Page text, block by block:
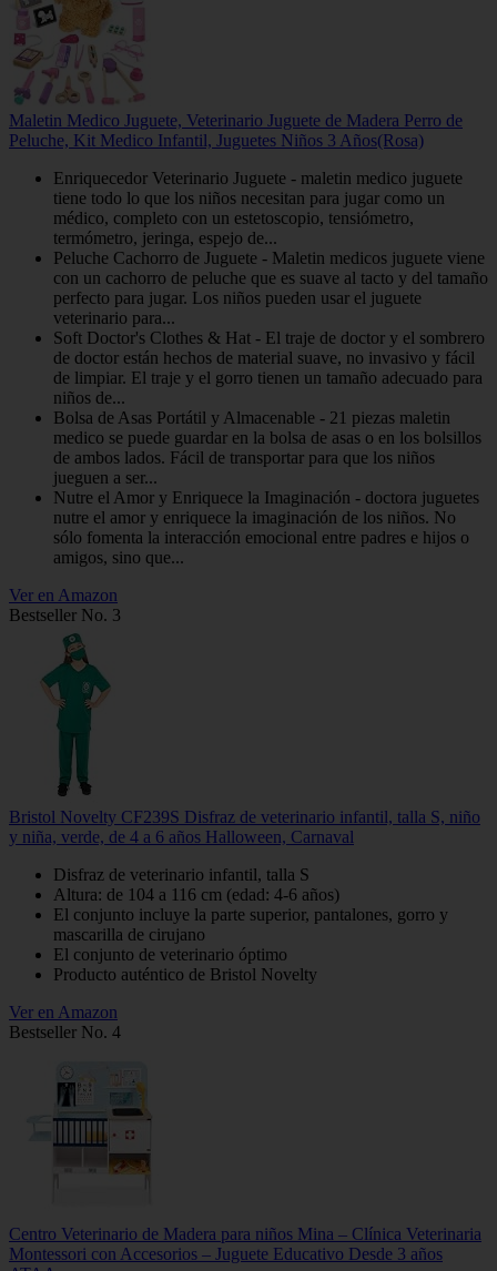
Maletin Medico Juguete, Veterinario Juguete de Madera Perro de
Peluche, Kit Medico Infantil, Juguetes Niños 3 Años(Rosa)
Enriquecedor Veterinario Juguete - maletin medico juguete
tiene todo lo que los niños necesitan para jugar como un
médico, completo con un estetoscopio, tensiómetro,
termómetro, jeringa, espejo de...
Peluche Cachorro de Juguete - Maletin medicos juguete viene
con un cachorro de peluche que es suave al tacto y del tamaño
perfecto para jugar. Los niños pueden usar el juguete
veterinario para...
Soft Doctor's Clothes & Hat - El traje de doctor y el sombrero
de doctor están hechos de material suave, no invasivo y fácil
de limpiar. El traje y el gorro tienen un tamaño adecuado para
niños de...
Bolsa de Asas Portátil y Almacenable - 21 piezas maletin
medico se puede guardar en la bolsa de asas o en los bolsillos
de ambos lados. Fácil de transportar para que los niños
jueguen a ser...
Nutre el Amor y Enriquece la Imaginación - doctora juguetes
nutre el amor y enriquece la imaginación de los niños. No
sólo fomenta la interacción emocional entre padres e hijos o
amigos, sino que...
Ver en Amazon
Bestseller No. 3
Bristol Novelty CF239S Disfraz de veterinario infantil, talla S, niño
y niña, verde, de 4 a 6 años Halloween, Carnaval
Disfraz de veterinario infantil, talla S
Altura: de 104 a 116 cm (edad: 4-6 años)
El conjunto incluye la parte superior, pantalones, gorro y
mascarilla de cirujano
El conjunto de veterinario óptimo
Producto auténtico de Bristol Novelty
Ver en Amazon
Bestseller No. 4
Centro Veterinario de Madera para niños Mina – Clínica Veterinaria
Montessori con Accesorios – Juguete Educativo Desde 3 años